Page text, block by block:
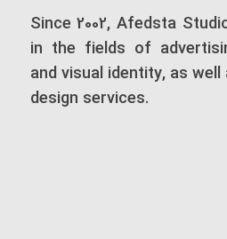
Since 2002, Afedsta
in the fields of
and visual identity, as
design services.